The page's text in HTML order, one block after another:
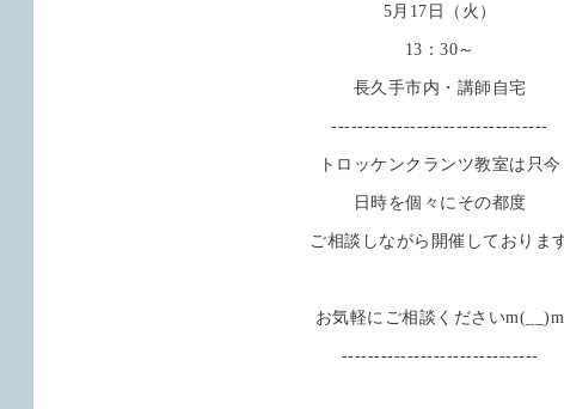
5月17日（火）
13：30～
長久手市内・講師自宅
---------------------------------
トロッケンクランツ教室は只今
日時を個々にその都度
ご相談しながら開催しておりま
お気軽にご相談くださいm(__)m
------------------------------